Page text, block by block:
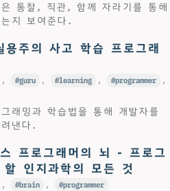
통찰, 직관, 함께 자라기를 통해
지 보여준다.
용주의 사고 학습 프로그래
, guru , learning , programmer
,
래밍과 학습법을 통해 개발자를
낸다.
스 프로그래머의 뇌 - 프로그
인지과학의 모든 것
, brain , programmer